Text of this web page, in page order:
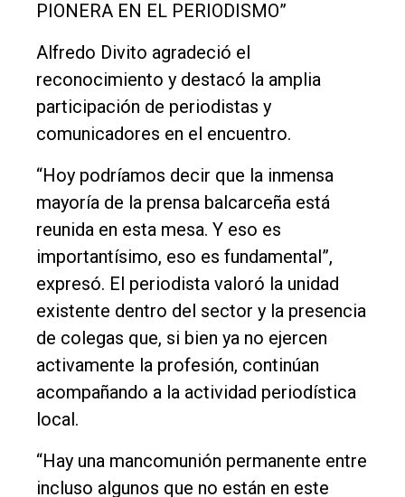
PIONERA EN EL PERIODISMO”
Alfredo Divito agradeció el
reconocimiento y destacó la amplia
participación de periodistas y
comunicadores en el encuentro.
“Hoy podríamos decir que la inmensa
mayoría de la prensa balcarceña está
reunida en esta mesa. Y eso es
importantísimo, eso es fundamental”,
expresó. El periodista valoró la unidad
existente dentro del sector y la presencia
de colegas que, si bien ya no ejercen
activamente la profesión, continúan
acompañando a la actividad periodística
local.
“Hay una mancomunión permanente entre
incluso algunos que no están en este